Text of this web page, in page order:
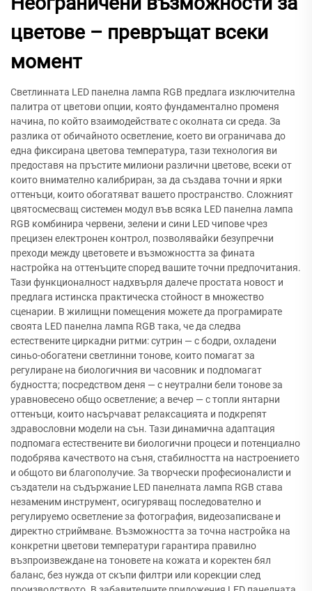
цветове – превръщат всеки
момент
Светлинната LED панелна лампа RGB предлага изключителна
палитра от цветови опции, която фундаментално променя
начина, по който взаимодействате с околната си среда. За
разлика от обичайното осветление, което ви ограничава до
една фиксирана цветова температура, тази технология ви
предоставя на пръстите милиони различни цветове, всеки от
които внимателно калибриран, за да създава точни и ярки
оттенъци, които обогатяват вашето пространство. Сложният
цвятосмесващ системен модул във всяка LED панелна лампа
RGB комбинира червени, зелени и сини LED чипове чрез
прецизен електронен контрол, позволявайки безупречни
преходи между цветовете и възможността за фината
настройка на оттенъците според вашите точни предпочитания.
Тази функционалност надхвърля далече простата новост и
предлага истинска практическа стойност в множество
сценарии. В жилищни помещения можете да програмирате
своята LED панелна лампа RGB така, че да следва
естествените циркадни ритми: сутрин — с бодри, охладени
синьо-обогатени светлинни тонове, които помагат за
регулиране на биологичния ви часовник и подпомагат
будността; посредством деня — с неутрални бели тонове за
уравновесено общо осветление; а вечер — с топли янтарни
оттенъци, които насърчават релаксацията и подкрепят
здравословни модели на сън. Тази динамична адаптация
подпомага естествените ви биологични процеси и потенциално
подобрява качеството на съня, стабилността на настроението
и общото ви благополучие. За творчески професионалисти и
създатели на съдържание LED панелната лампа RGB става
незаменим инструмент, осигуряващ последователно и
регулируемо осветление за фотография, видеозаписване и
директно стриймване. Възможността за точна настройка на
конкретни цветови температури гарантира правилно
възпроизвеждане на тоновете на кожата и коректен бял
баланс, без нужда от скъпи филтри или корекции след